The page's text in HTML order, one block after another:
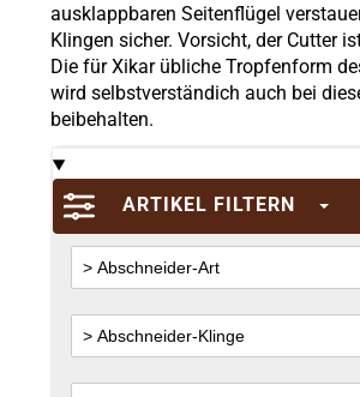
ausklappbaren Seitenflügel
Klingen sicher. Vorsicht, der Cutter
Die für Xikar übliche Tropfenform
wird selbstverständich auch bei
beibehalten.
ARTIKEL FILTERN